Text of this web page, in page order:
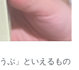
ぶ」といえるもの